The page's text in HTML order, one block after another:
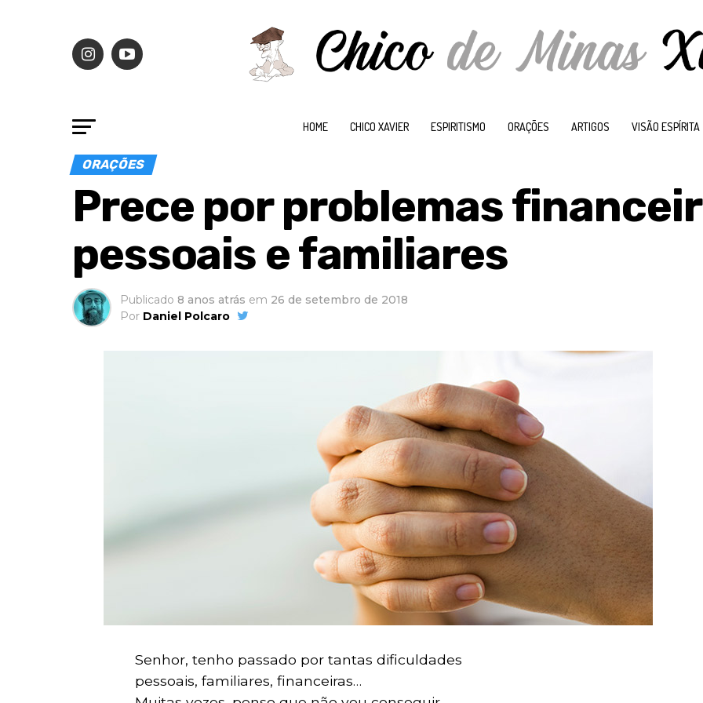
HOME CHICO XAVIER ESPIRITISMO ORAÇÕES ARTIGOS VISÃO ESPÍRITA
ORAÇÕES
Prece por problemas
pessoais e familiares
Publicado 8 anos atrás em 26 de setembro de 2018
Por Daniel Polcaro
Senhor, tenho passado por tantas dificuldades
pessoais, familiares, financeiras…